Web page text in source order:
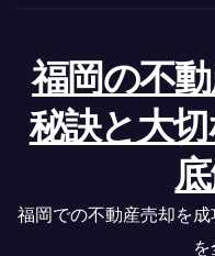
福岡の不
秘訣と大
福岡での不動産売却を
を